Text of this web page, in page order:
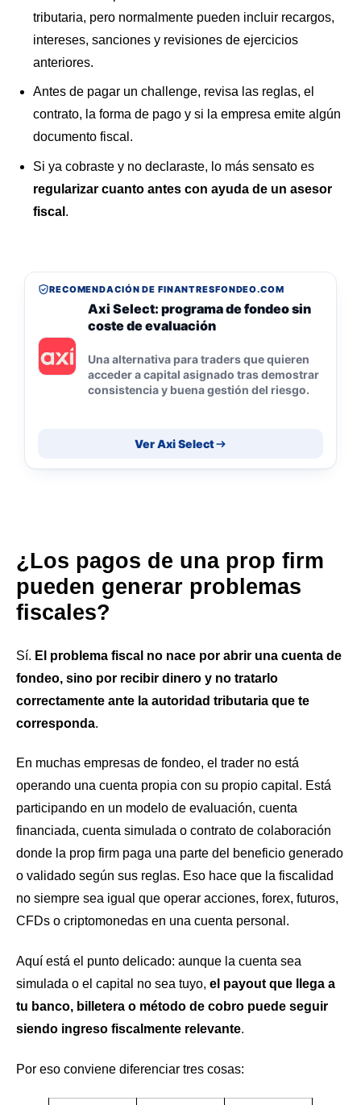
tributaria, pero normalmente pueden incluir recargos,
intereses, sanciones y revisiones de ejercicios
anteriores.
Antes de pagar un challenge, revisa las reglas, el
contrato, la forma de pago y si la empresa emite algún
documento fiscal.
Si ya cobraste y no declaraste, lo más sensato es
regularizar cuanto antes con ayuda de un asesor
fiscal .
RECOMENDACIÓN DE FINANTRESFONDEO.COM
Axi Select: programa de fondeo sin
coste de evaluación
Una alternativa para traders que quieren
acceder a capital asignado tras demostrar
consistencia y buena gestión del riesgo.
Ver Axi Select
¿Los pagos de una prop firm
pueden generar problemas
fiscales?
Sí. El problema fiscal no nace por abrir una cuenta de
fondeo, sino por recibir dinero y no tratarlo
correctamente ante la autoridad tributaria que te
corresponda.
En muchas empresas de fondeo, el trader no está
operando una cuenta propia con su propio capital. Está
participando en un modelo de evaluación, cuenta
financiada, cuenta simulada o contrato de colaboración
donde la prop firm paga una parte del beneficio generado
o validado según sus reglas. Eso hace que la fiscalidad
no siempre sea igual que operar acciones, forex, futuros,
CFDs o criptomonedas en una cuenta personal.
Aquí está el punto delicado: aunque la cuenta sea
simulada o el capital no sea tuyo, el payout que llega a
tu banco, billetera o método de cobro puede seguir
siendo ingreso fiscalmente relevante.
Por eso conviene diferenciar tres cosas: